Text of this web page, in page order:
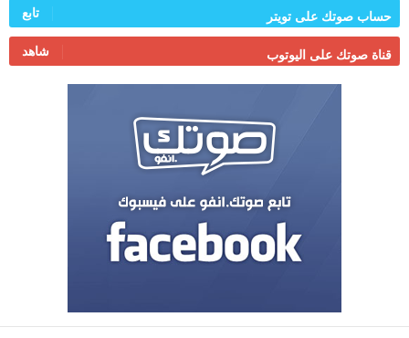
حساب صوتك على تويتر تابع
قناة صوتك على اليوتوب شاهد